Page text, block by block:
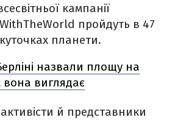
кампанії
пройдуть в 47
планети.
назвали площу на
вона виглядає
активісти й представники